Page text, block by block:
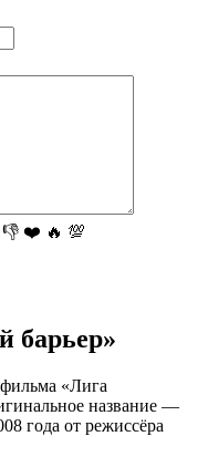
👎 ❤️ 🔥 💯
барьер»
«Лига
название —
года от режиссёра